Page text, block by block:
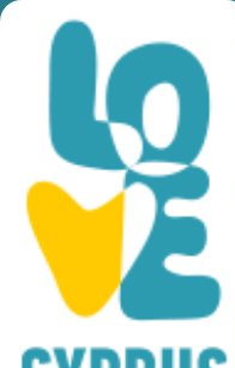
You are here:Home»
» TO KOLOKASI
TO KOLOKASI